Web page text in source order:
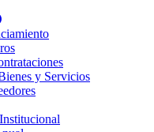
y Servicios